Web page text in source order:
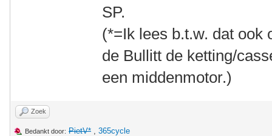
SP.
(*=Ik lees b.t.w. dat ook
de Bullitt de ketting/
een middenmotor.)
Zoek
Bedankt door: PietV* , 365cycle